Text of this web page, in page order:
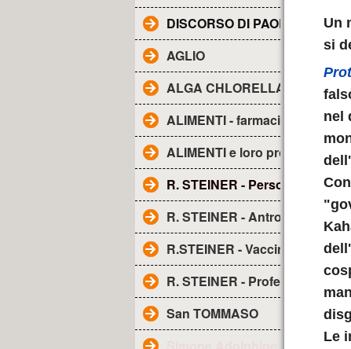
DISCORSO DI PAOLO
AGLIO
ALGA CHLORELLA - Proprietà
ALIMENTI - farmacia naturale
ALIMENTI e loro proprietà
R. STEINER - Personaggio
R. STEINER - Antroposofia
R.STEINER - Vaccini
R. STEINER - Profezia sui
San TOMMASO
Un
si
nel
dell'
Le